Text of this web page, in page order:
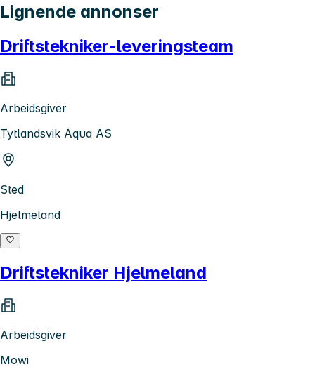
Lignende annonser
Driftstekniker-leveringsteam
Arbeidsgiver
Tytlandsvik Aqua AS
Sted
Hjelmeland
Driftstekniker Hjelmeland
Arbeidsgiver
Mowi